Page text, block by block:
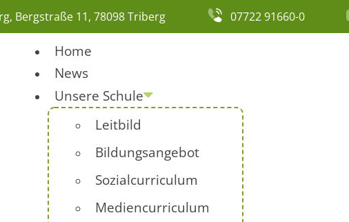
Bergstraße 11, 78098 Triberg 07722 91660-0
Home
News
Unsere Schule
Leitbild
Bildungsangebot
Sozialcurriculum
Mediencurriculum